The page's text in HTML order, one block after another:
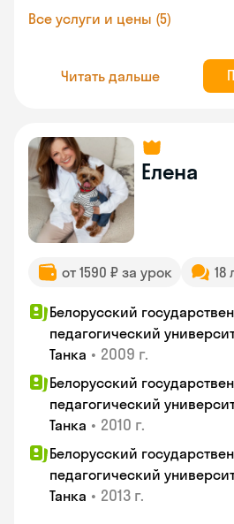
Все услуги и цены (5)
Читать дальше
Елена
от 1590 ₽ за урок 18
Белорусский
педагогический
Танка • 2009 г.
Белорусский
педагогический
Танка • 2010 г.
Белорусский
педагогический
Танка • 2013 г.